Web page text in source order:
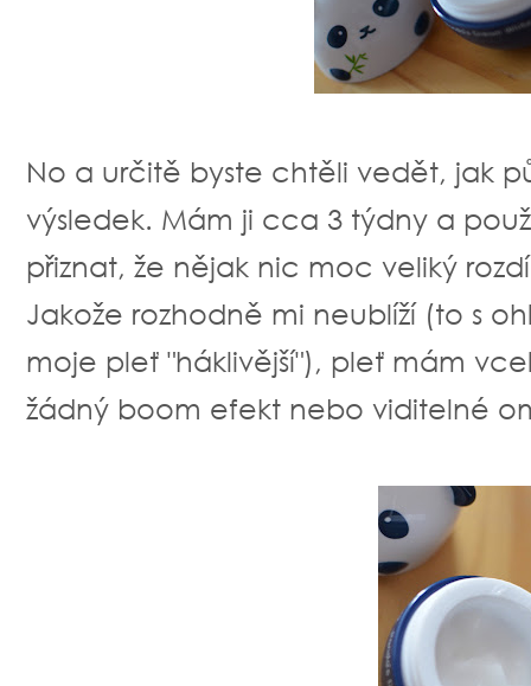
No a určitě byste chtěli vedět, jak
výsledek. Mám ji cca 3 týdny a
přiznat, že nějak nic moc veliký
Jakože rozhodně mi neublíží (to s
moje pleť "háklivější"), pleť mám
žádný boom efekt nebo viditelné